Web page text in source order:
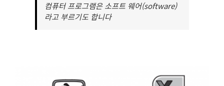
컴퓨터 프로그램은 소프트 웨어(software)
라고 부르기도 합니다